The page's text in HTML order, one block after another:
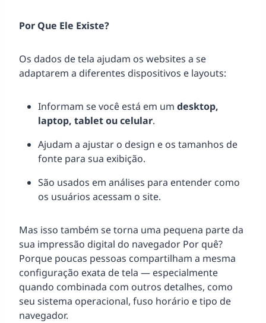
Por Que Ele Existe?
Os dados de tela ajudam os websites a se
adaptarem a diferentes dispositivos e layouts:
Informam se você está em um desktop,
laptop, tablet ou celular.
Ajudam a ajustar o design e os tamanhos de
fonte para sua exibição.
São usados em análises para entender como
os usuários acessam o site.
Mas isso também se torna uma pequena parte da
sua impressão digital do navegador Por quê?
Porque poucas pessoas compartilham a mesma
configuração exata de tela — especialmente
quando combinada com outros detalhes, como
seu sistema operacional, fuso horário e tipo de
navegador.